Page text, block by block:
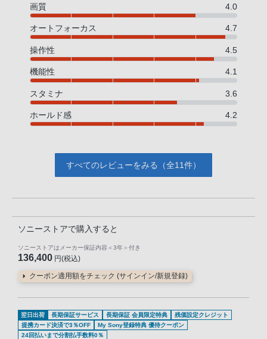
画質 4.0
オートフォーカス 4.7
操作性 4.5
機能性 4.1
スタミナ 3.6
ホールド感 4.2
すべてのレビューをみる（全11件）
ソニーストアで購入すると
ソニーストアはメーカー保証内容 ＜3年＞ 付き
136,400 円(税込)
クーポン適用額をチェック (サインイン/新規登録)
翌日出荷 長期保証サービス 長期保証 会員限定特典
残価設定クレジット
提携カード決済で3％OFF
My Sony登録特典 優待クーポン
24回払いまで分割払手数料0％